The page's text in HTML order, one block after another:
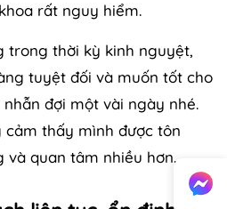
rất nguy hiểm.
trong thời kỳ kinh nguyệt,
tuyệt đối và muốn tốt cho
đợi một vài ngày nhé.
cảm thấy mình được tôn
và quan tâm nhiều hơn.